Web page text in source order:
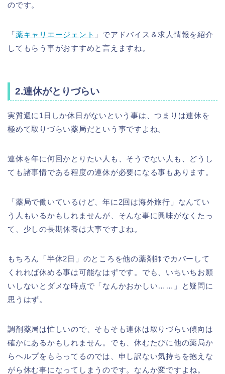
のです。
「薬キャリエージェント 」でアドバイス＆求人情報を紹介
してもらう事がおすすめと言えますね。
2.連休がとりづらい
実質週に1日しか休日がないという事は、つまりは連休を
極めて取りづらい薬局だという事ですよね。
連休を年に何回かとりたい人も、そうでない人も、どうし
ても諸事情である程度の連休が必要になる事もあります。
「薬局で働いているけど、年に2回は海外旅行」なんてい
う人もいるかもしれませんが、そんな事に興味がなくたっ
て、少しの長期休養は大事ですよね。
もちろん「半休2日」のところを他の薬剤師でカバーして
くれれば休める事は可能なはずです。でも、いちいちお願
いしないとダメな時点で「なんかおかしい……」と疑問に
思うはず。
調剤薬局は忙しいので、そもそも連休は取りづらい傾向は
確かにあるかもしれません。でも、休むたびに他の薬局か
らヘルプをもらってるのでは、申し訳ない気持ちを抱えな
がら休む事になってしまうのです。なんか変ですよね。